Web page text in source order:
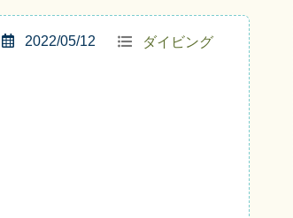
ダイビング
2022/05/12